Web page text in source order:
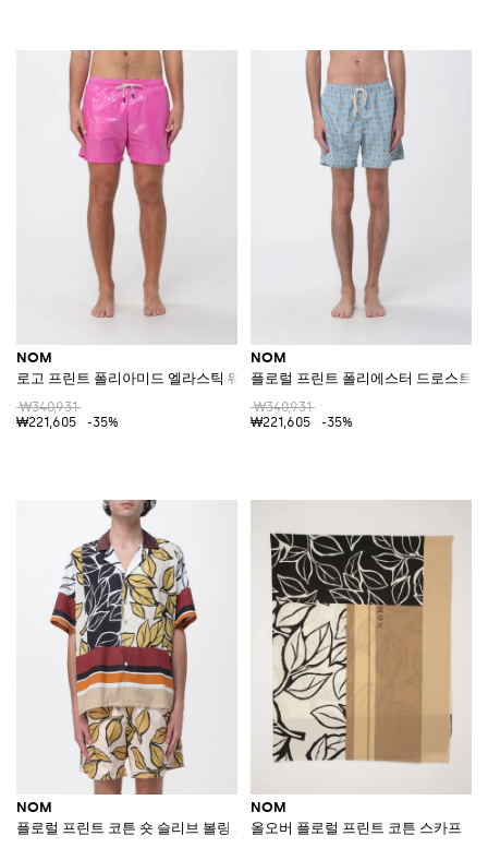
NOM
로고 프린트 폴리아미드 엘라스틱 웨이스트 스윔 쇼츠
₩340,931
₩221,605
-35%
NOM
플로럴 프린트 폴리에스터 드로스트
₩340,931
₩221,605
-35%
NOM
플로럴 프린트 코튼 숏 슬리브 볼링 셔츠
NOM
올오버 플로럴 프린트 코튼 스카프